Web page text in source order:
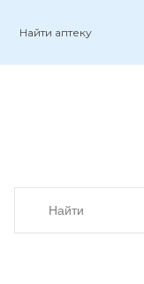
Найти аптеку